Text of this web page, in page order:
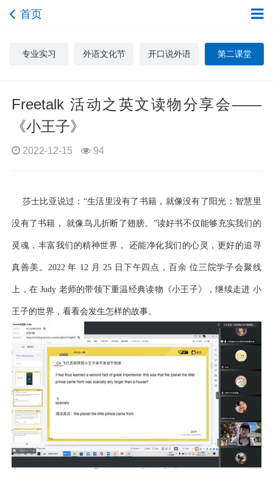
首页
专业实习 外语文化节 开口说外语 第二课堂
Freetalk 活动之英文读物分享会——
《小王子》
2022-12-15 94
莎士比亚说过：“生活里没有了书籍，就像没有了阳光；智慧里
没有了书籍， 就像鸟儿折断了翅膀。”读好书不仅能够充实我们的
灵魂，丰富我们的精神世界， 还能净化我们的心灵，更好的追寻
真善美。2022 年 12 月 25 日下午四点，百余 位三院学子会聚线
上，在 Judy 老师的带领下重温经典读物《小王子》，继续走进 小
王子的世界，看看会发生怎样的故事。